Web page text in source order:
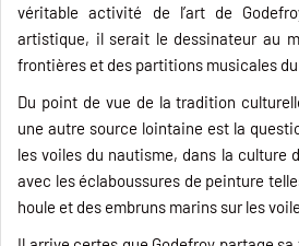
véritable activité de l’art de
artistique, il serait le dessinateur au
frontières et des partitions musicales du
Du point de vue de la tradition
une autre source lointaine est la
les voiles du nautisme, dans la culture
avec les éclaboussures de peinture
houle et des embruns marins sur les